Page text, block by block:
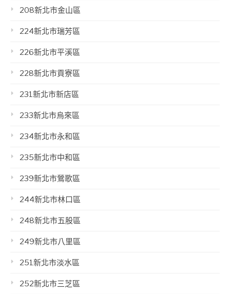
208新北市金山區
224新北市瑞芳區
226新北市平溪區
228新北市貢寮區
231新北市新店區
233新北市烏來區
234新北市永和區
235新北市中和區
239新北市鶯歌區
244新北市林口區
248新北市五股區
249新北市八里區
251新北市淡水區
252新北市三芝區